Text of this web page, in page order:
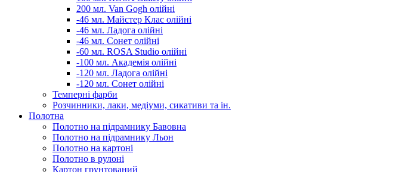
200 мл. Van Gogh олійні
-46 мл. Майстер Клас олійні
-46 мл. Ладога олійні
-46 мл. Сонет олійні
-60 мл. ROSA Studio олійні
-100 мл. Академія олійні
-120 мл. Ладога олійні
-120 мл. Сонет олійні
Темперні фарби
Розчинники, лаки, медіуми, сикативи та ін.
Полотна
Полотно на підрамнику Бавовна
Полотно на підрамнику Льон
Полотно на картоні
Полотно в рулоні
Картон грунтований